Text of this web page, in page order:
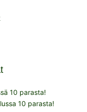
10 parasta!
10 parasta!